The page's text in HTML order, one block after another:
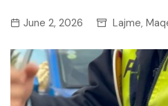
June 2, 2026 Lajme,